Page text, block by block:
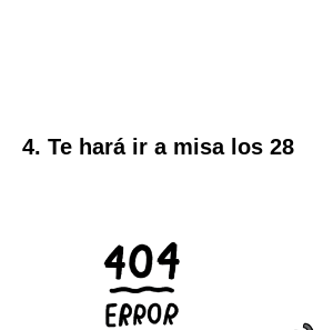
4. Te hará ir a misa los 28